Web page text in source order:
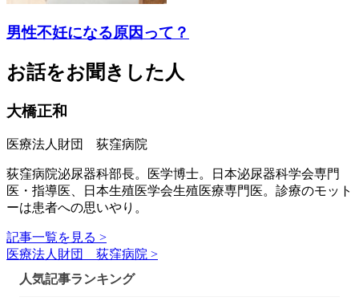
男性不妊になる原因って？
お話をお聞きした人
大橋正和
医療法人財団 荻窪病院
荻窪病院泌尿器科部長。医学博士。日本泌尿器科学会専門
医・指導医、日本生殖医学会生殖医療専門医。診療のモット
ーは患者への思いやり。
記事一覧を見る >
医療法人財団 荻窪病院 >
人気記事ランキング